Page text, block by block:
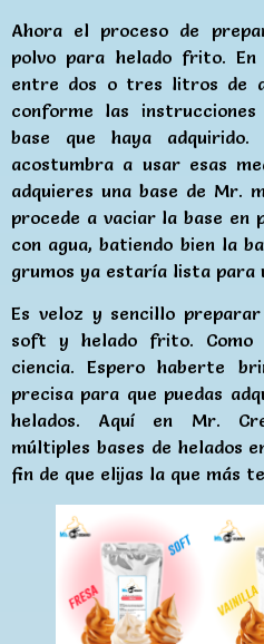
Ahora el proceso de
polvo para helado frito.
entre dos o tres litros de
conforme las
base que haya
acostumbra a usar esas
adquieres una base de Mr.
procede a vaciar la base en
con agua, batiendo bien la
grumos ya estaría lista para
Es veloz y sencillo
soft y helado frito. Como
ciencia. Espero haberte
precisa para que puedas
helados. Aquí en Mr.
múltiples bases de helados
fin de que elijas la que más